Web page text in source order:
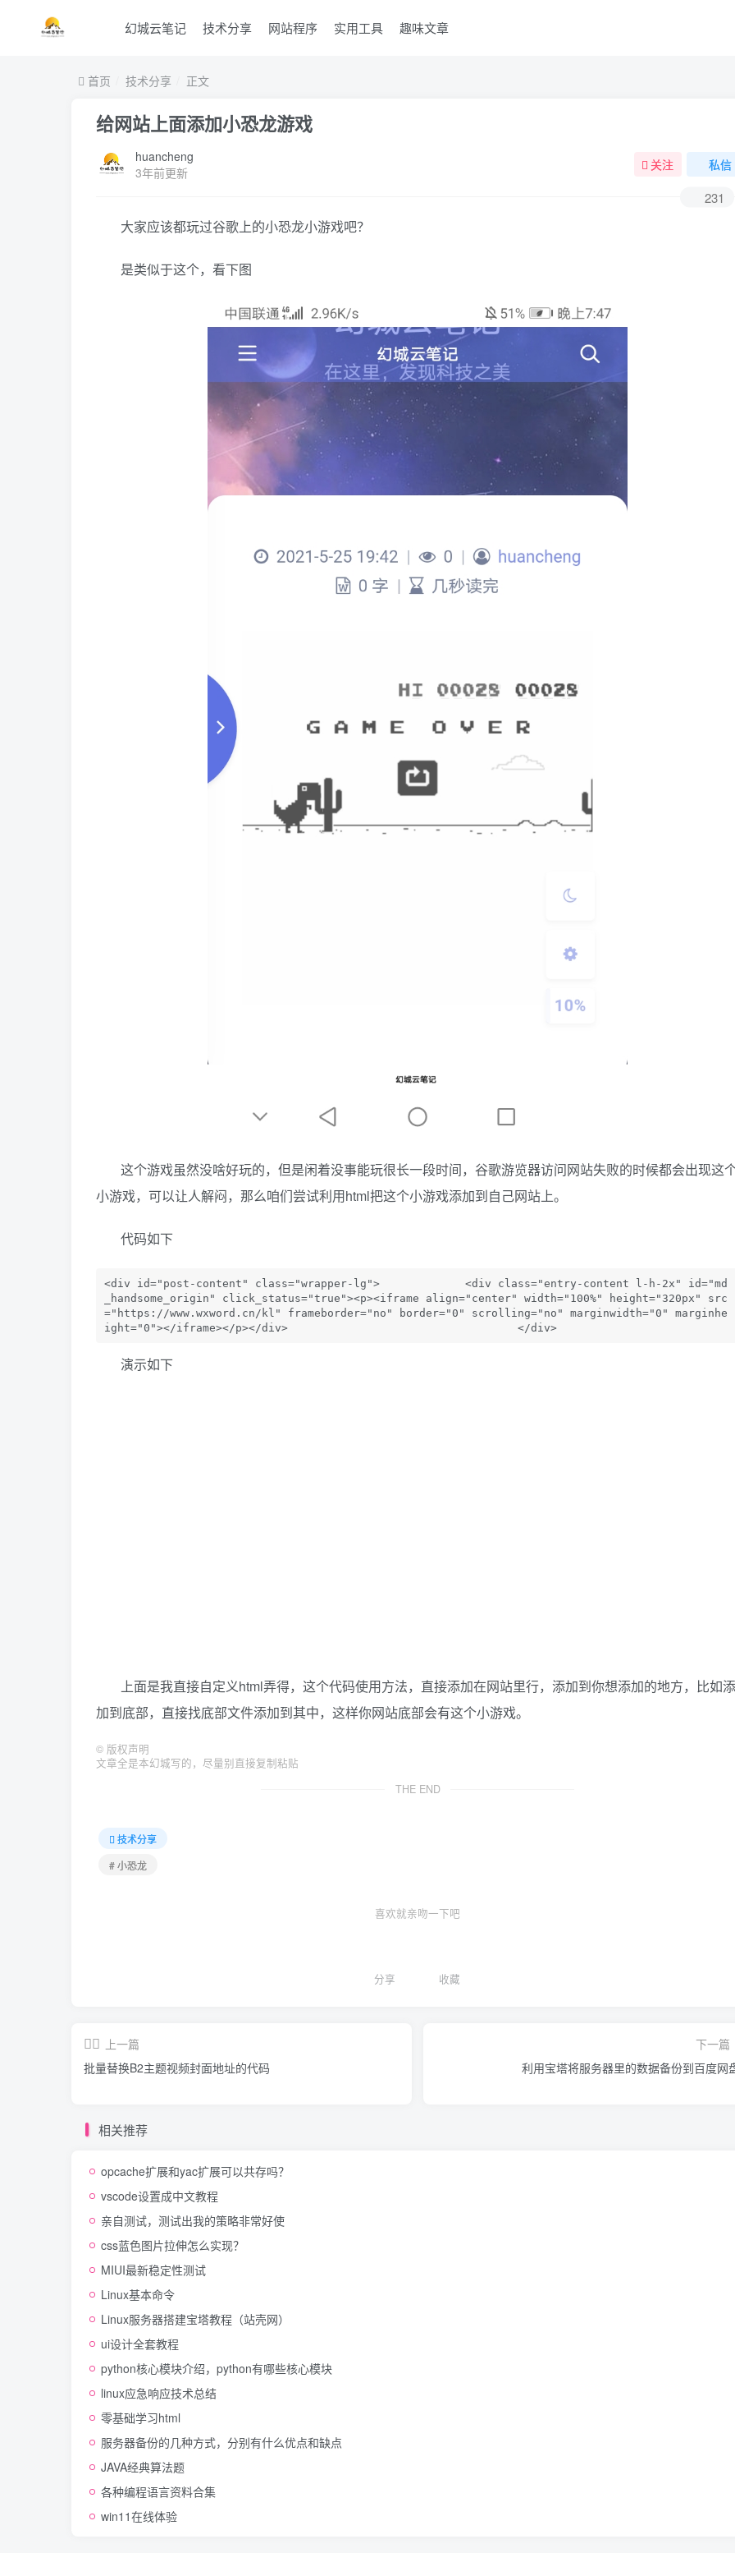
幻城云笔记 技术分享 网站程序 实用工具 趣味文章
首页 技术分享 正文
给网站上面添加小恐龙游戏
huancheng
3年前更新
关注 私信
231
大家应该都玩过谷歌上的小恐龙小游戏吧？
是类似于这个，看下图
这个游戏虽然没啥好玩的，但是闲着没事能玩很长一段时间，谷歌游览器访问网站失败的时候都会出现这
小游戏，可以让人解闷，那么咱们尝试利用html把这个小游戏添加到自己网站上。
代码如下
<div id="post-content" class="wrapper-lg">             <div class="entry-content l-h-2x" id="md
_handsome_origin" click_status="true"><p><iframe align="center" width="100%" height="320px" src
="https://www.wxword.cn/kl" frameborder="no" border="0" scrolling="no" marginwidth="0" marginhe
ight="0"></iframe></p></div>                                   </div>
演示如下
上面是我直接自定义html弄得，这个代码使用方法，直接添加在网站里行，添加到你想添加的地方，比如添
加到底部，直接找底部文件添加到其中，这样你网站底部会有这个小游戏。
© 版权声明
文章全是本幻城写的，尽量别直接复制粘贴
THE END
技术分享
# 小恐龙
喜欢就亲吻一下吧
分享 收藏
上一篇
批量替换B2主题视频封面地址的代码
下一篇
利用宝塔将服务器里的数据备份到百度网
相关推荐
opcache扩展和yac扩展可以共存吗？
vscode设置成中文教程
亲自测试，测试出我的策略非常好使
css蓝色图片拉伸怎么实现？
MIUI最新稳定性测试
Linux基本命令
Linux服务器搭建宝塔教程（站壳网）
ui设计全套教程
python核心模块介绍，python有哪些核心模块
linux应急响应技术总结
零基础学习html
服务器备份的几种方式，分别有什么优点和缺点
JAVA经典算法题
各种编程语言资料合集
win11在线体验